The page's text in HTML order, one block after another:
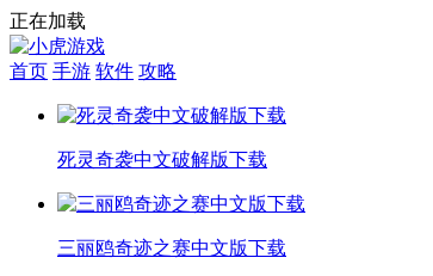
正在加载
首页 手游 软件 攻略
死灵奇袭中文破解版下载
三丽鸥奇迹之赛中文版下载